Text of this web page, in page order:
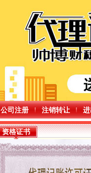
公司注册 注销转让
资格证书